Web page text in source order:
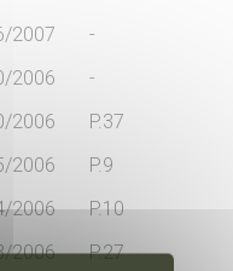
2007
-
2006
-
2006
P.37
2006
P.9
2006
P.10
2006
P.27